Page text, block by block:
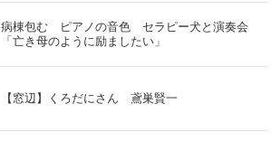
病棟包む ピアノの音色 セラピー犬と演奏会
「亡き母のように励ましたい」
【窓辺】くろだにさん 鳶巣賢一